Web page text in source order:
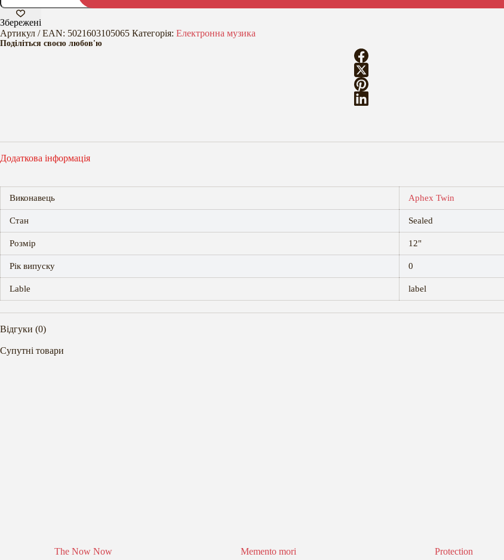
Збережені
Артикул / EAN: 5021603105065 Категорія: Електронна музика
Поділіться своєю любов'ю
Додаткова інформація
Виконавець Aphex Twin
Стан Sealed
Розмір 12"
Рік випуску 0
Lable label
Відгуки (0)
Супутні товари
The Now Now Memento mori Protection